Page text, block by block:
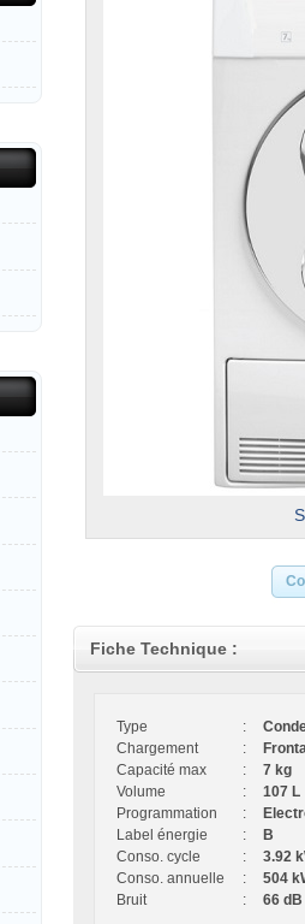
Fiche Technique :
Type :
Chargement
:
Capacité max
:
7 kg
Volume
:
107 L
Programmation
:
Label énergie
:
B
Conso. cycle
:
3.92
Conso. annuelle
:
504
Bruit
: 66 dB